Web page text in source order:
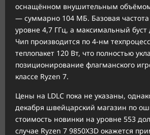
оснащённом внушительным
— суммарно 104 МБ. Базовая частота
уровне 4,7 ГГц, а максимальный буст
Чип производится по 4-нм
теплопакет 120 Вт, что полностью
позиционирование флагманского
классе Ryzen 7.
Цены на LDLC пока не указаны,
декабря швейцарский магазин по
стоимость новинки на уровне 553
случае Ryzen 7 9850X3D окажется